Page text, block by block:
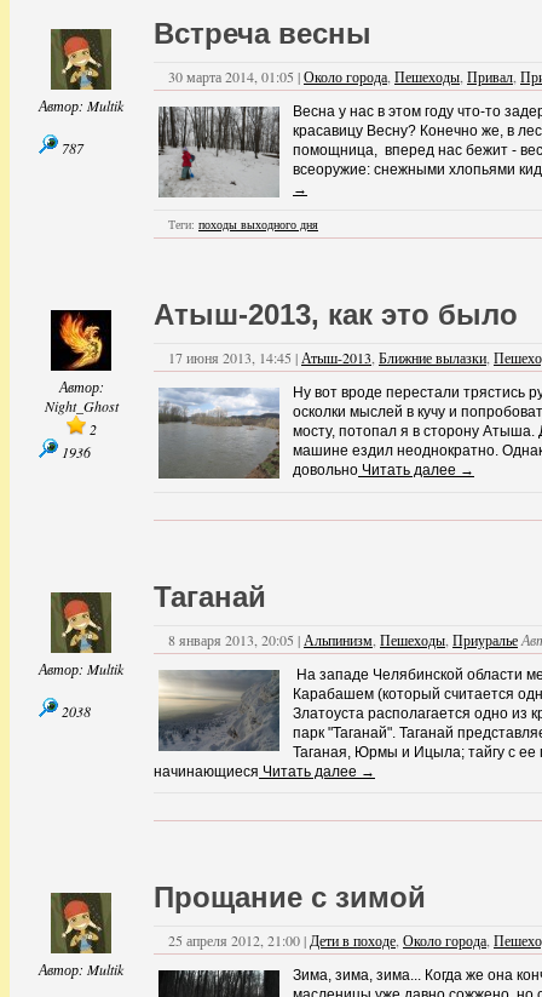
Автор: Multik
787
Встреча весны
30 марта 2014, 01:05 |Около города,Пешеходы,Привал,
Весна у нас в этом году что-то
красавицу Весну? Конечно же, в
помощница, вперед нас бежит -
всеоружие: снежными хлопьями
→
Теги: походы выходного дня
Автор:
Night_Ghost
2
1936
Атыш-2013, как это было
17 июня 2013, 14:45 |Атыш-2013,Ближние вылазки,
Ну вот вроде перестали трястись
осколки мыслей в кучу и
мосту, потопал я в сторону
машине ездил неоднократно.
довольно Читать далее →
Автор: Multik
2038
Таганай
8 января 2013, 20:05 |Альпинизм,Пешеходы,Приуралье
На западе Челябинской
Карабашем (который считается
Златоуста располагается одно
парк "Таганай". Таганай
Таганая, Юрмы и Ицыла; тайгу с
начинающиеся Читать далее →
Автор: Multik
Прощание с зимой
25 апреля 2012, 21:00 |Дети в походе,Около города,
Зима, зима, зима... Когда же она